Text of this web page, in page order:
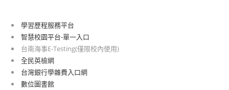
學習歷程服務平台
智慧校園平台-單一入口
台南海事E-Testing(僅限校內使用)
全民英檢網
台灣銀行學雜費入口網
數位圖書館